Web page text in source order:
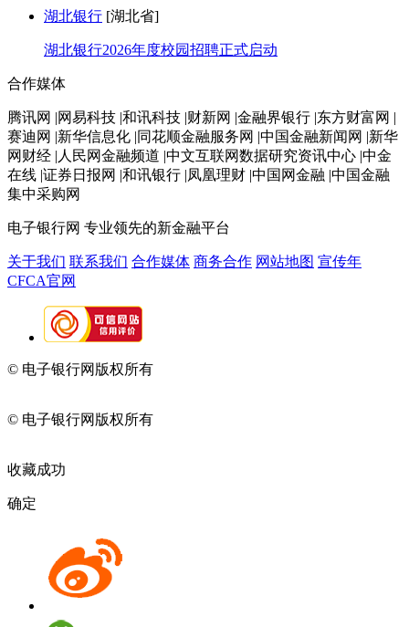
湖北银行 [湖北省]
湖北银行2026年度校园招聘正式启动
合作媒体
腾讯网 |网易科技 |和讯科技 |财新网 |金融界银行 |东方财富网 |
赛迪网 |新华信息化 |同花顺金融服务网 |中国金融新闻网 |新华
网财经 |人民网金融频道 |中文互联网数据研究资讯中心 |中金
在线 |证券日报网 |和讯银行 |凤凰理财 |中国网金融 |中国金融
集中采购网
电子银行网 专业领先的新金融平台
关于我们 联系我们 合作媒体 商务合作 网站地图 宣传年
CFCA官网
© 电子银行网版权所有
© 电子银行网版权所有
收藏成功
确定